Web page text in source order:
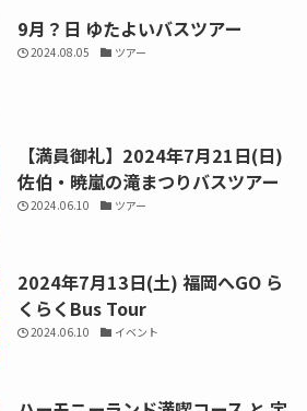
9月？日 ゆたよいバスツアー
2024.08.05 ツアー
【満員御礼】2024年7月21日(日)
佐伯・暁嵐の滝まつりバスツアー
2024.06.10 ツアー
2024年7月13日(土) 福岡へGO ら
くらくBus Tour
2024.06.10 イベント